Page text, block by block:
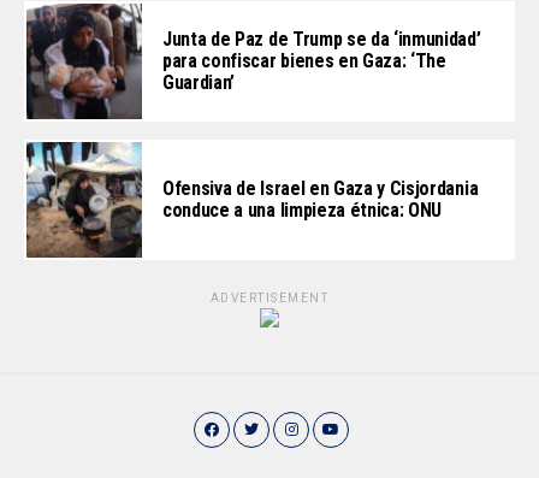
Junta de Paz de Trump se da ‘inmunidad’
para confiscar bienes en Gaza: ‘The
Guardian’
Ofensiva de Israel en Gaza y Cisjordania
conduce a una limpieza étnica: ONU
ADVERTISEMENT